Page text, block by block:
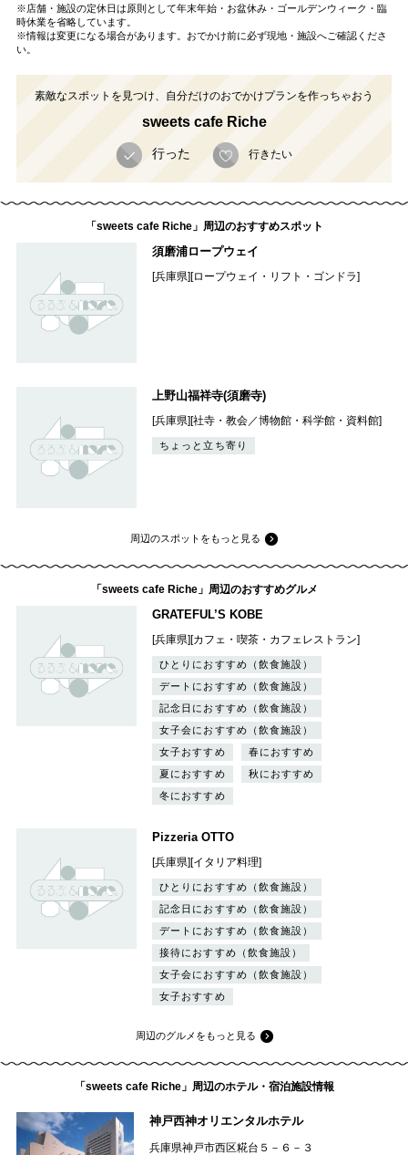
※店舗・施設の定休日は原則として年末年始・お盆休み・ゴールデンウィーク・臨
時休業を省略しています。
※情報は変更になる場合があります。おでかけ前に必ず現地・施設へご確認くださ
い。
素敵なスポットを見つけ、自分だけのおでかけプランを作っちゃおう
sweets cafe Riche
行った 行きたい
「sweets cafe Riche」周辺のおすすめスポット
須磨浦ロープウェイ
[兵庫県][ロープウェイ・リフト・ゴンドラ]
上野山福祥寺(須磨寺)
[兵庫県][社寺・教会／博物館・科学館・資料館]
ちょっと立ち寄り
周辺のスポットをもっと見る
「sweets cafe Riche」周辺のおすすめグルメ
GRATEFUL’S KOBE
[兵庫県][カフェ・喫茶・カフェレストラン]
ひとりにおすすめ（飲食施設）
デートにおすすめ（飲食施設）
記念日におすすめ（飲食施設）
女子会におすすめ（飲食施設）
女子おすすめ
春におすすめ
夏におすすめ
秋におすすめ
冬におすすめ
Pizzeria OTTO
[兵庫県][イタリア料理]
ひとりにおすすめ（飲食施設）
記念日におすすめ（飲食施設）
デートにおすすめ（飲食施設）
接待におすすめ（飲食施設）
女子会におすすめ（飲食施設）
女子おすすめ
周辺のグルメをもっと見る
「sweets cafe Riche」周辺のホテル・宿泊施設情報
神戸西神オリエンタルホテル
兵庫県神戸市西区糀台５－６－３